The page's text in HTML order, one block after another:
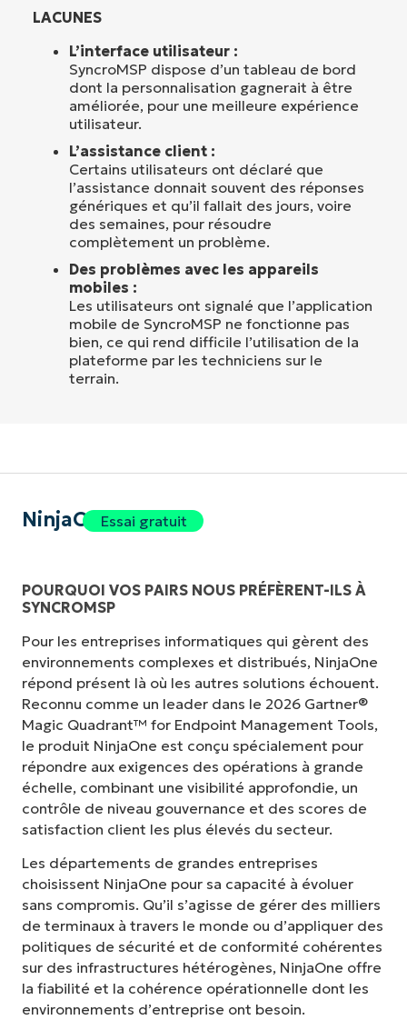
LACUNES
L’interface utilisateur :
SyncroMSP dispose d’un tableau de bord
dont la personnalisation gagnerait à être
améliorée, pour une meilleure expérience
utilisateur.
L’assistance client :
Certains utilisateurs ont déclaré que
l’assistance donnait souvent des réponses
génériques et qu’il fallait des jours, voire
des semaines, pour résoudre
complètement un problème.
Des problèmes avec les appareils
mobiles :
Les utilisateurs ont signalé que l’application
mobile de SyncroMSP ne fonctionne pas
bien, ce qui rend difficile l’utilisation de la
plateforme par les techniciens sur le
terrain.
NinjaOneEssai gratuit
POURQUOI VOS PAIRS NOUS PRÉFÈRENT-ILS À
SYNCROMSP
Pour les entreprises informatiques qui gèrent des
environnements complexes et distribués, NinjaOne
répond présent là où les autres solutions échouent.
Reconnu comme un leader dans le 2026 Gartner®
Magic Quadrant™ for Endpoint Management Tools,
le produit NinjaOne est conçu spécialement pour
répondre aux exigences des opérations à grande
échelle, combinant une visibilité approfondie, un
contrôle de niveau gouvernance et des scores de
satisfaction client les plus élevés du secteur.
Les départements de grandes entreprises
choisissent NinjaOne pour sa capacité à évoluer
sans compromis. Qu’il s’agisse de gérer des milliers
de terminaux à travers le monde ou d’appliquer des
politiques de sécurité et de conformité cohérentes
sur des infrastructures hétérogènes, NinjaOne offre
la fiabilité et la cohérence opérationnelle dont les
environnements d’entreprise ont besoin.